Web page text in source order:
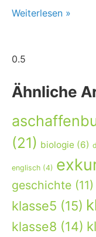
Weiterlesen »
Ähnliche
(21) biologie (6)
englisch (4)
geschichte (11)
klasse5 (15)
klasse8 (14)